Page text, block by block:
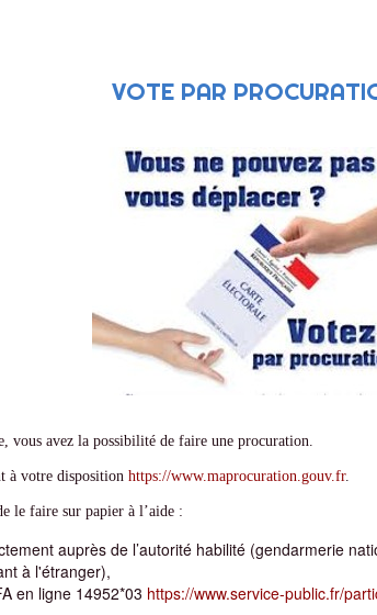
VOTE PAR
vous avez la possibilité de faire une procuration.
à votre disposition https://www.maprocuration.gouv.fr.
le faire sur papier à l’aide :
auprès de l’autorité habilité (gendarmerie
à l'étranger),
en ligne 14952*03 https://www.service-public.fr/